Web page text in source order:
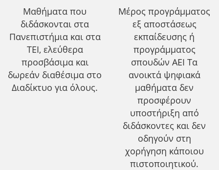
Μαθήματα που
διδάσκονται στα
Πανεπιστήμια και στα
ΤΕΙ, ελεύθερα
προσβάσιμα και
δωρεάν διαθέσιμα στο
Διαδίκτυο για όλους.
Μέρος προγράμματος
εξ αποστάσεως
εκπαίδευσης ή
προγράμματος
σπουδών ΑΕΙ Τα
ανοικτά ψηφιακά
μαθήματα δεν
προσφέρουν
υποστήριξη από
διδάσκοντες και δεν
οδηγούν στη
χορήγηση κάποιου
πιστοποιητικού.